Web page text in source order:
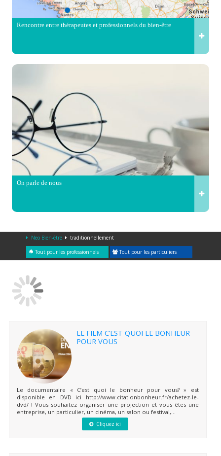
Rencontre entre thérapeutes et professionnels du bien-être
On parle de nous
Neo Bien-être traditionnellement
Tout pour les professionnels Tout pour les particuliers
LE FILM C’EST QUOI LE BONHEUR
POUR VOUS
Le documentaire « C’est quoi le bonheur pour vous? » est
disponible en DVD ici http://www.citationbonheur.fr/achetez-le-
dvd/ ! Vous souhaitez organiser une projection et vous êtes une
entreprise, un particulier, un cinéma, un salon ou festival,...
Cliquez ici